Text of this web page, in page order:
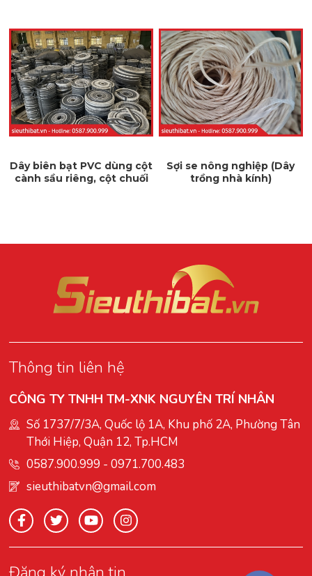
Dây biên bạt PVC dùng cột
cành sầu riêng, cột chuối
Sợi se nông nghiệp (Dây
trồng nhà kính)
Thông tin liên hệ
CÔNG TY TNHH TM-XNK NGUYÊN TRÍ NHÂN
Số 1737/7/3A, Quốc lộ 1A, Khu phố 2A, Phường Tân
Thới Hiệp, Quận 12, Tp.HCM
0587.900.999 -0971.700.483
sieuthibatvn@gmail.com